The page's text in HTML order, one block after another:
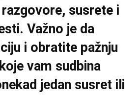
susrete i
Važno je da
i obratite pažnju
vam sudbina
jedan susret ili